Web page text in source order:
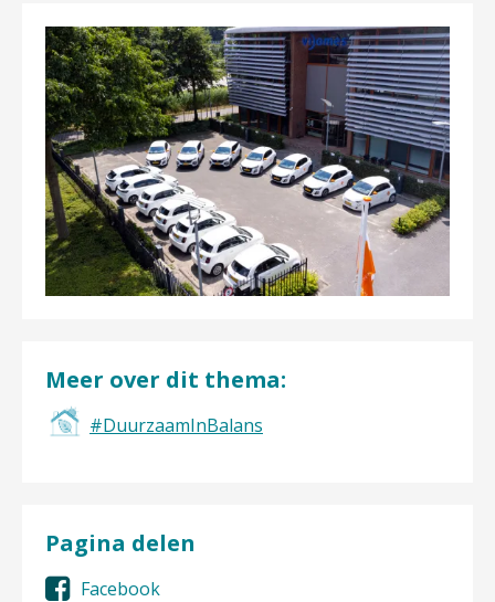
Meer over dit thema:
#DuurzaamInBalans
Pagina delen
Facebook